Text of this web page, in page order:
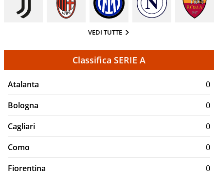
VEDI TUTTE
Classifica SERIE A
Atalanta
0
Bologna
0
Cagliari
0
Como
0
Fiorentina
0